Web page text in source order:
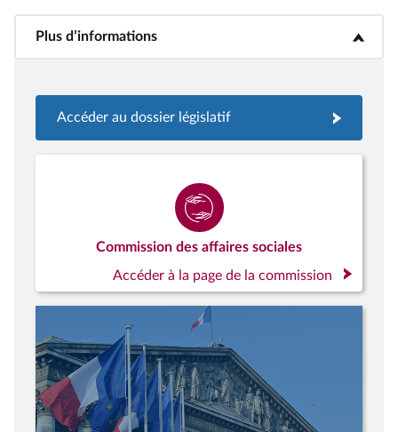
Plus d’informations<b>Plus d’informations</b>
Accéder au dossier législatif
Commission des affaires sociales
Accéder à la page de la commission